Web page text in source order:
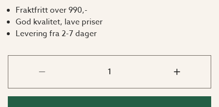
Fraktfritt over 990,-
God kvalitet, lave priser
Levering fra 2-7 dager